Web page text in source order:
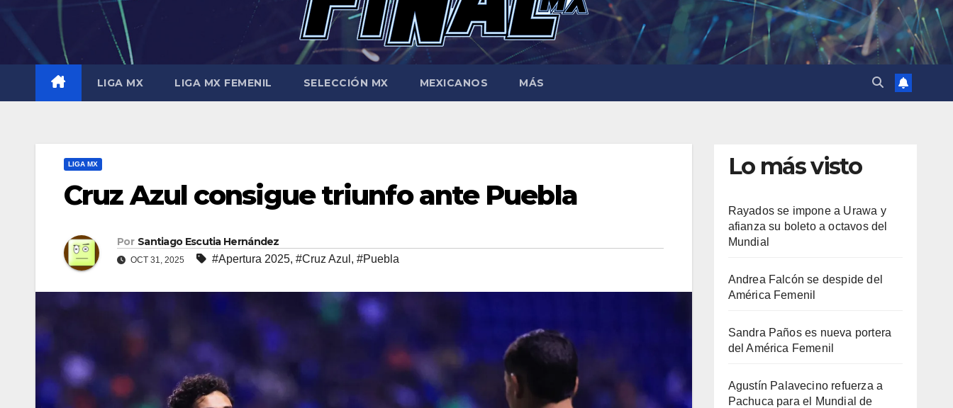
LIGA MX LIGA MX FEMENIL SELECCIÓN MX MEXICANOS MÁS
LIGA MX
Cruz Azul consigue triunfo ante Puebla
Por Santiago Escutia Hernández
OCT 31, 2025 #Apertura 2025, #Cruz Azul , #Puebla
Lo más visto
Rayados se impone a Urawa y
afianza su boleto a octavos del
Mundial
Andrea Falcón se despide del
América Femenil
Sandra Paños es nueva portera
del América Femenil
Agustín Palavecino refuerza a
Pachuca para el Mundial de